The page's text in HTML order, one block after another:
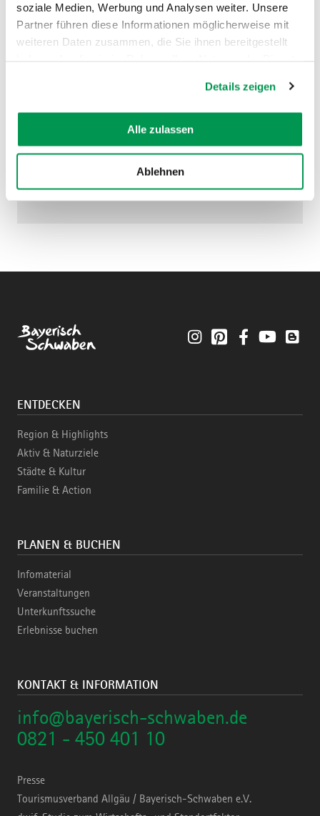
soziale Medien, Werbung und Analysen weiter. Unsere
Partner führen diese Informationen möglicherweise mit
weiteren Daten zusammen, die Sie ihnen bereitgestellt
Details zeigen
Alle zulassen
Ablehnen
AUF DER KARTE ANZEIGEN
InstagramPinterestFacebookYouTube
ENTDECKEN
Region & Highlights
Aktiv & Naturziele
Städte & Kultur
Familie & Action
PLANEN & BUCHEN
Infomaterial
Veranstaltungen
Unterkunftssuche
Erlebnisse buchen
KONTAKT & INFORMATION
info@bayerisch-schwaben.de
0821 - 450 401 10
Presse
Tourismusverband Allgäu / Bayerisch-Schwaben e.V.